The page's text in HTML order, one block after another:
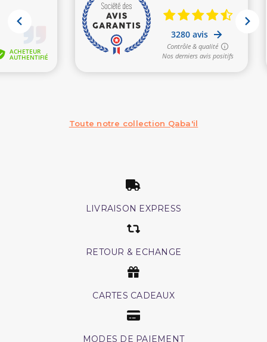
Toute notre collection Qaba'il
LIVRAISON EXPRESS
RETOUR & ECHANGE
CARTES CADEAUX
MODES DE PAIEMENT